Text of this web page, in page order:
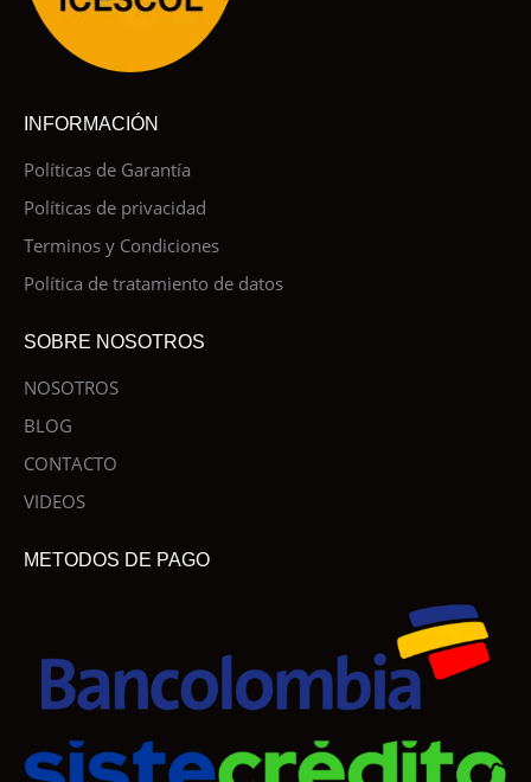
INFORMACIÓN
Políticas de Garantía
Políticas de privacidad
Terminos y Condiciones
Política de tratamiento de datos
SOBRE NOSOTROS
NOSOTROS
BLOG
CONTACTO
VIDEOS
METODOS DE PAGO